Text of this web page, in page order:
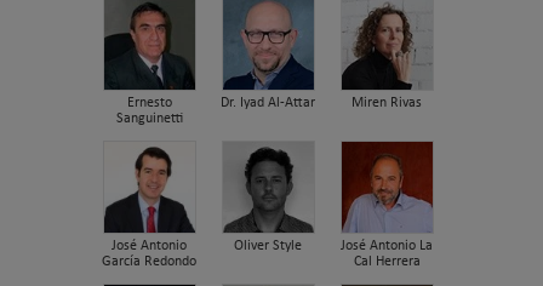
Ernesto
Sanguinetti
Dr. Iyad Al-Attar Miren Rivas
José Antonio
García Redondo
Oliver Style
José Antonio La
Cal Herrera